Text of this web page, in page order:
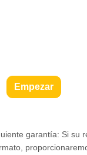
Empezar
garantía: Si su